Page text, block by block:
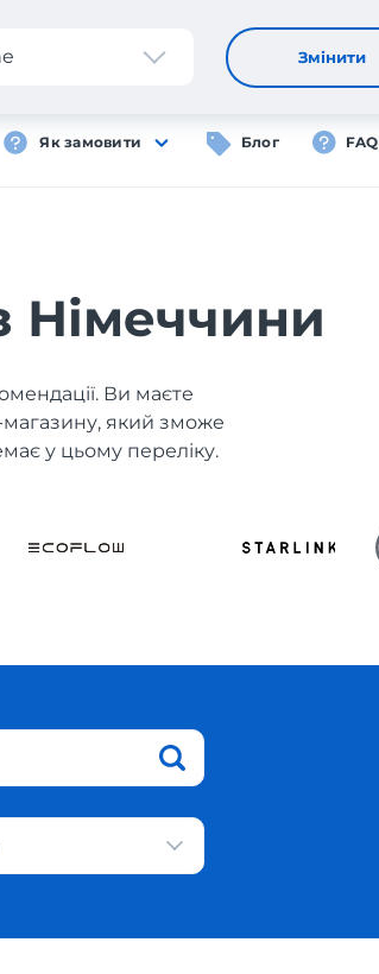
Реєстрація Вхід
Як замовити Блог FAQ
Змінити
Німеччини
Ви маєте
магазину, який зможе
у цьому переліку.